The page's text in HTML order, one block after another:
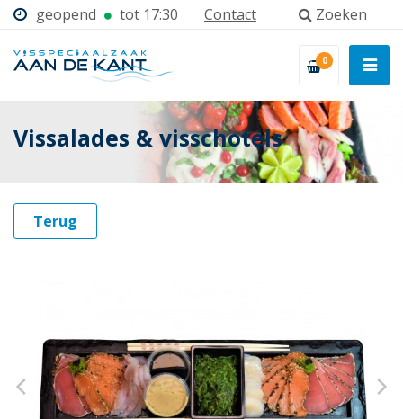
geopend tot 17:30 Contact Zoeken
0
Vissalades & visschotels
Terug